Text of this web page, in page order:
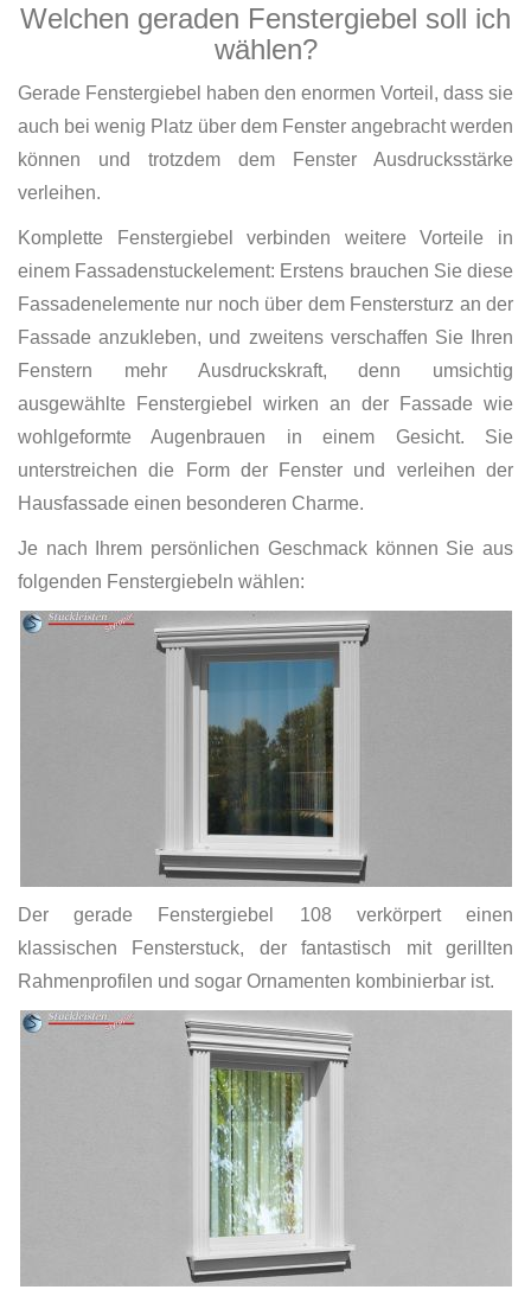
Welchen geraden Fenstergiebel soll ich
wählen?
Gerade Fenstergiebel haben den enormen Vorteil, dass sie
auch bei wenig Platz über dem Fenster angebracht werden
können und trotzdem dem Fenster Ausdrucksstärke
verleihen.
Komplette Fenstergiebel verbinden weitere Vorteile in
einem Fassadenstuckelement: Erstens brauchen Sie diese
Fassadenelemente nur noch über dem Fenstersturz an der
Fassade anzukleben, und zweitens verschaffen Sie Ihren
Fenstern mehr Ausdruckskraft, denn umsichtig
ausgewählte Fenstergiebel wirken an der Fassade wie
wohlgeformte Augenbrauen in einem Gesicht. Sie
unterstreichen die Form der Fenster und verleihen der
Hausfassade einen besonderen Charme.
Je nach Ihrem persönlichen Geschmack können Sie aus
folgenden Fenstergiebeln wählen:
Der gerade Fenstergiebel 108 verkörpert einen
klassischen Fensterstuck, der fantastisch mit gerillten
Rahmenprofilen und sogar Ornamenten kombinierbar ist.